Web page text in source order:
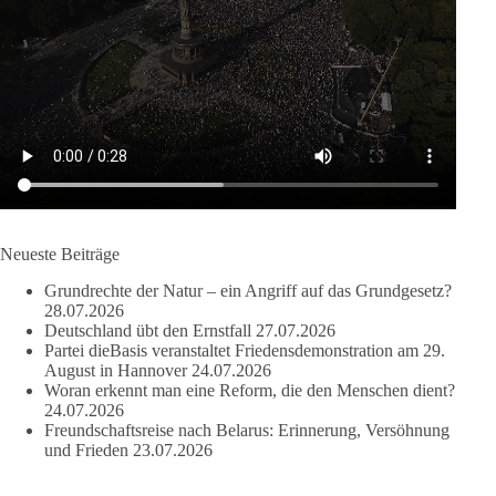
nach Friedenspolitik klingt, wird niemals Sicherheit schaffen,
ob nun in Deutschland oder weltweit.
Quelle: https://www.tagesschau.de/ausland/asien/nato-
erklaerung-ankara-100.html
#dieBasis #NATO #Gipfeltreffen #Frieden #Sicherheit
DieBasis
2 Tage(n) zuvor
Grundrechte der Natur – ein Angriff auf das Grundgesetz?
Im Politischen Frühschoppen diskutieren die Teilnehmer das
Verhältnis von Mensch, Natur und Grundgesetz.
Neueste Beiträge
Grundrechte der Natur – ein Angriff auf das Grundgesetz?
28.07.2026
Deutschland übt den Ernstfall 27.07.2026
Partei dieBasis veranstaltet Friedensdemonstration am 29.
August in Hannover 24.07.2026
Woran erkennt man eine Reform, die den Menschen dient?
24.07.2026
Freundschaftsreise nach Belarus: Erinnerung, Versöhnung
und Frieden 23.07.2026